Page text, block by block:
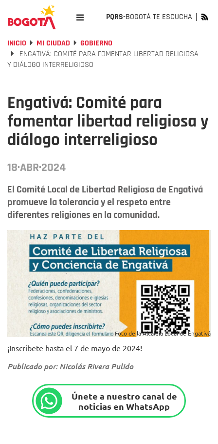
PQRS-BOGOTÁ TE ESCUCHA
INICIO MI CIUDAD
GOBIERNO
ENGATIVÁ: COMITÉ PARA FOMENTAR LIBERTAD RELIGIOSA
Y DIÁLOGO INTERRELIGIOSO
Engativá: Comité para
fomentar libertad religiosa y
diálogo interreligioso
18·ABR·2024
El Comité Local de Libertad Religiosa de Engativá
promueve la tolerancia y el respeto entre
diferentes religiones en la comunidad.
Foto de la Alcaldía Local de Engativá
¡Inscribete hasta el 7 de mayo de 2024!
Publicado por: Nicolás Rivera Pulido
Únete a nuestro canal de
noticias en WhatsApp